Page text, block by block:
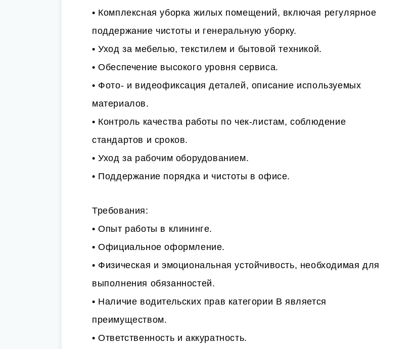
• Комплексная уборка жилых помещений, включая регулярное
поддержание чистоты и генеральную уборку.
• Уход за мебелью, текстилем и бытовой техникой.
• Обеспечение высокого уровня сервиса.
• Фото- и видеофиксация деталей, описание используемых
материалов.
• Контроль качества работы по чек-листам, соблюдение
стандартов и сроков.
• Уход за рабочим оборудованием.
• Поддержание порядка и чистоты в офисе.
Требования:
• Опыт работы в клининге.
• Официальное оформление.
• Физическая и эмоциональная устойчивость, необходимая для
выполнения обязанностей.
• Наличие водительских прав категории В является
преимуществом.
• Ответственность и аккуратность.